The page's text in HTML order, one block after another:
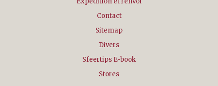
Contact
Sitemap
Divers
Sfeertips E-book
Stores